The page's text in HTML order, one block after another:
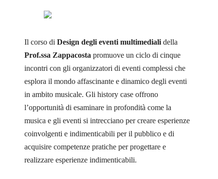
Il corso di Design degli eventi multimediali della
Prof.ssa Zappacosta promuove un ciclo di cinque
incontri con gli organizzatori di eventi complessi che
esplora il mondo affascinante e dinamico degli eventi
in ambito musicale. Gli history case offrono
l’opportunità di esaminare in profondità come la
musica e gli eventi si intrecciano per creare esperienze
coinvolgenti e indimenticabili per il pubblico e di
acquisire competenze pratiche per progettare e
realizzare esperienze indimenticabili.
0 Students